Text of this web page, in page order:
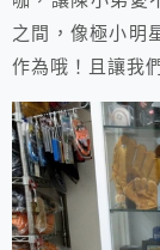
之間，像極小明
作為哦！且讓我